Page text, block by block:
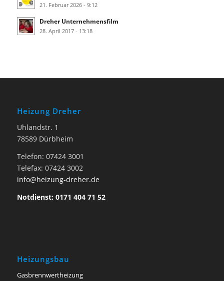
21. Februar 2026 - 9:12
Dreher Unternehmensfilm
28. April 2017 - 13:18
Heizung Dreher
Uhlandstr. 1
78589 Dürbheim
Telefon: 07424 3001
Telefax: 07424 3002
info@heizung-dreher.de
Notdienst: 0171 404 71 52
Heizungsbau
Gasbrennwertheizung